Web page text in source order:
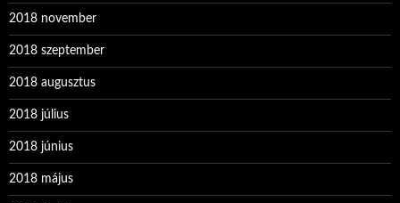
2018 november
2018 szeptember
2018 augusztus
2018 július
2018 június
2018 május